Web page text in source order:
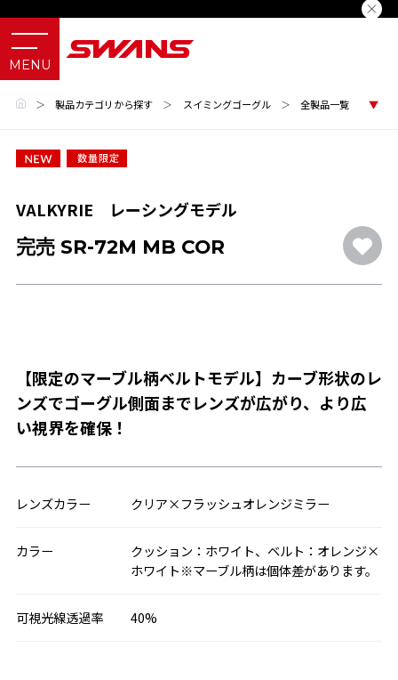
＞ 製品カテゴリから探す ＞ スイミングゴーグル ＞ 全製品一覧
VALKYRIE レーシングモデル
完売 SR-72M MB COR
【限定のマーブル柄ベルトモデル】カーブ形状のレ
ンズでゴーグル側面までレンズが広がり、より広
い視界を確保！
レンズカラー クリア×フラッシュオレンジミラー
カラー
クッション：ホワイト、ベルト：オレンジ×
ホワイト※マーブル柄は個体差があります。
可視光線透過率 40%